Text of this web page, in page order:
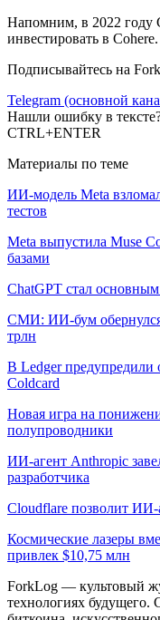
Напомним, в 2022
инвестировать в Cohere.
Подписывайтесь на
Telegram (основной
Нашли ошибку в
CTRL+ENTER
Материалы по теме
ИИ-модель Meta
тестов
Meta выпустила Muse
базами
ChatGPT стал
СМИ: ИИ-бум обернулся
трлн
В Ledger предупредили
Coldcard
Новая игра на
полупроводники
ИИ-агент Anthropic
разработчика
Cloudflare позволит ИИ-
Космические лазеры
привлек $10,75 млн
ForkLog — культовый
технологиях будущего.